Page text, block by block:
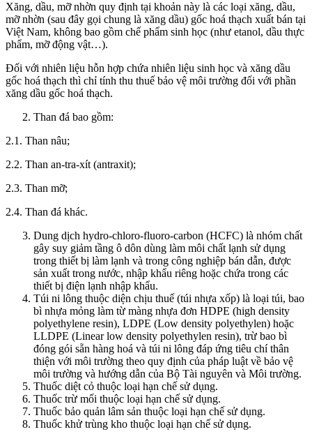
Xăng, dầu, mỡ nhờn quy định tại khoản này là các loại xăng, dầu,
mỡ nhờn (sau đây gọi chung là xăng dầu) gốc hoá thạch xuất bán tại
Việt Nam, không bao gồm chế phẩm sinh học (như etanol, dầu thực
phẩm, mỡ động vật…).
Đối với nhiên liệu hỗn hợp chứa nhiên liệu sinh học và xăng dầu
gốc hoá thạch thì chỉ tính thu thuế bảo vệ môi trường đối với phần
xăng dầu gốc hoá thạch.
Than đá bao gồm:
2.1. Than nâu;
2.2. Than an-tra-xít (antraxit);
2.3. Than mỡ;
2.4. Than đá khác.
Dung dịch hydro-chloro-fluoro-carbon (HCFC) là nhóm chất
gây suy giảm tầng ô dôn dùng làm môi chất lạnh sử dụng
trong thiết bị làm lạnh và trong công nghiệp bán dẫn, được
sản xuất trong nước, nhập khẩu riêng hoặc chứa trong các
thiết bị điện lạnh nhập khẩu.
Túi ni lông thuộc diện chịu thuế (túi nhựa xốp) là loại túi, bao
bì nhựa mỏng làm từ màng nhựa đơn HDPE (high density
polyethylene resin), LDPE (Low density polyethylen) hoặc
LLDPE (Linear low density polyethylen resin), trừ bao bì
đóng gói sẵn hàng hoá và túi ni lông đáp ứng tiêu chí thân
thiện với môi trường theo quy định của pháp luật về bảo vệ
môi trường và hướng dẫn của Bộ Tài nguyên và Môi trường.
Thuốc diệt cỏ thuộc loại hạn chế sử dụng.
Thuốc trừ mối thuộc loại hạn chế sử dụng.
Thuốc bảo quản lâm sản thuộc loại hạn chế sử dụng.
Thuốc khử trùng kho thuộc loại hạn chế sử dụng.